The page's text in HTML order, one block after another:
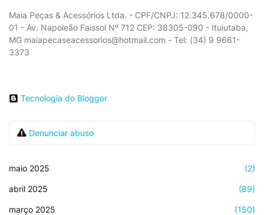
Maia Peças & Acessórios Ltda. - CPF/CNPJ: 12.345.678/0000-
01 - Av. Napoleão Faissol Nº 712 CEP: 38305-090 - Ituiutaba,
MG maiapecaseacessorios@hotmail.com - Tel: (34) 9 9661-
3373
Tecnologia do Blogger
Denunciar abuso
maio 2025 (2)
abril 2025 (89)
março 2025 (150)